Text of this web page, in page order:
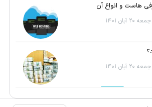
هاست و انواع آن
جمعه 20 آبان 1401
جمعه 20 آبان 1401